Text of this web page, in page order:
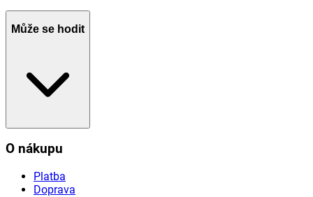
Může se hodit
O nákupu
Platba
Doprava